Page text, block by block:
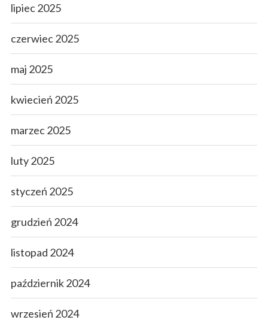
lipiec 2025
czerwiec 2025
maj 2025
kwiecień 2025
marzec 2025
luty 2025
styczeń 2025
grudzień 2024
listopad 2024
październik 2024
wrzesień 2024